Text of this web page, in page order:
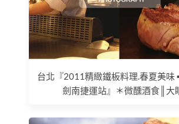
台北『2011精緻鐵板料理.春夏美味
劍南捷運站』＊微醺酒食║大